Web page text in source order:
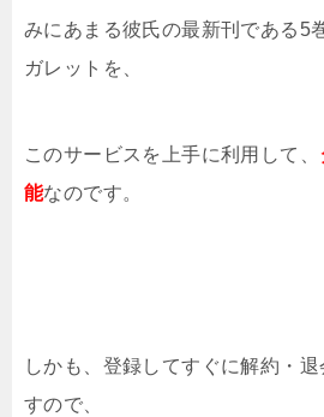
みにあまる彼氏の最新刊である5
ガレットを、
このサービスを上手に利用して、
能なのです。
しかも、登録してすぐに解約・
すので、